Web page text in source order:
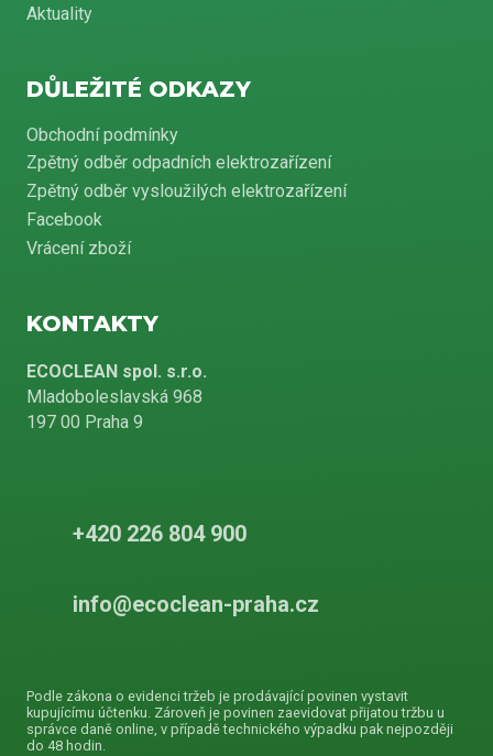
Aktuality
DŮLEŽITÉ ODKAZY
Obchodní podmínky
Zpětný odběr odpadních elektrozařízení
Zpětný odběr vysloužilých elektrozařízení
Facebook
Vrácení zboží
KONTAKTY
ECOCLEAN spol. s.r.o.
Mladoboleslavská 968
197 00 Praha 9
+420 226 804 900
info@ecoclean-praha.cz
Podle zákona o evidenci tržeb je prodávající povinen vystavit
kupujícímu účtenku. Zároveň je povinen zaevidovat přijatou tržbu u
správce daně online, v případě technického výpadku pak nejpozději
do 48 hodin.